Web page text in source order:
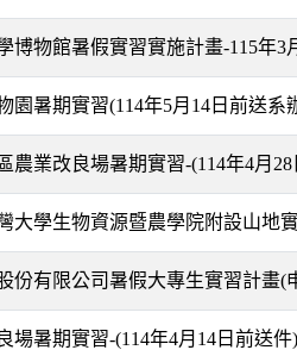
博物館暑假實習實施計畫-115年3
園暑期實習(114年5月14日前送系
農業改良場暑期實習-(114年4月
大學生物資源暨農學院附設山地
份有限公司暑假大專生實習計畫(
場暑期實習-(114年4月14日前送件)